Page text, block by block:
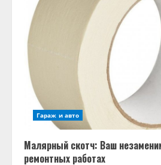
Гараж и авто
Малярный скотч: Ваш
ремонтных работах